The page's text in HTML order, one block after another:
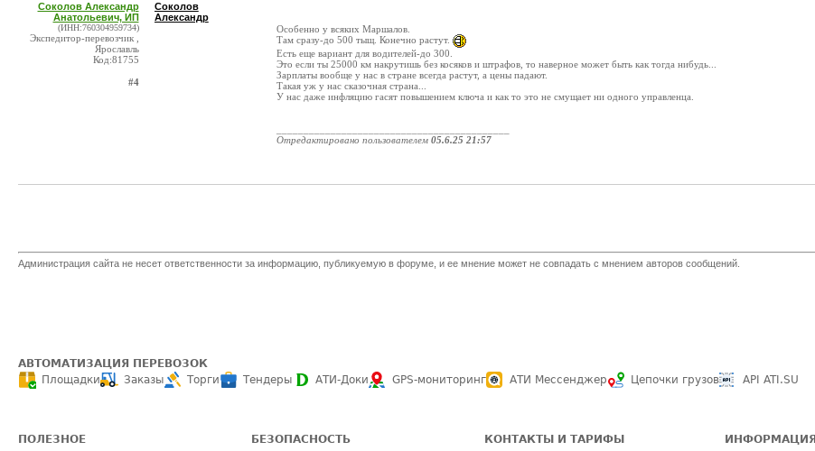
Соколов Александр
Анатольевич, ИП
(ИНН:760304959734)
Экспедитор-перевозчик ,
Ярославль
Код:81755
#4
Соколов
Александр
Особенно у всяких Маршалов.
Там сразу-до 500 тыщ. Конечно растут.
Есть еще вариант для водителей-до 300.
Это если ты 25000 км накрутишь без косяков и штрафов, то наверное может быть как тогда нибудь...
Зарплаты вообще у нас в стране всегда растут, а цены падают.
Такая уж у нас сказочная страна...
У нас даже инфляцию гасят повышением ключа и как то это не смущает ни одного управленца.
Отредактировано пользователем 05.6.25 21:57
Администрация сайта не несет ответственности за информацию, публикуемую в форуме, и ее мнение может не совпадать с мнением авторов сообщений.
АВТОМАТИЗАЦИЯ ПЕРЕВОЗОК
Площадки
Заказы Торги Тендеры АТИ-Доки GPS-мониторинг АТИ Мессенджер Цепочки грузов API ATI.SU
ПОЛЕЗНОЕ БЕЗОПАСНОСТЬ КОНТАКТЫ И ТАРИФЫ ИНФОРМАЦИЯ